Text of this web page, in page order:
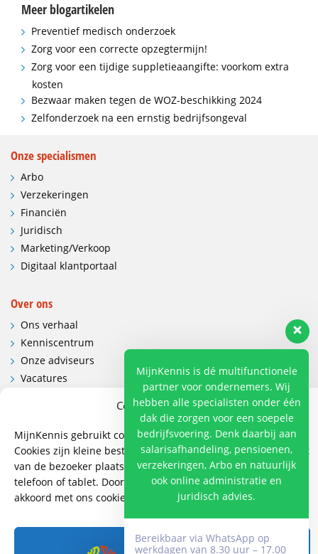
Cookies en privacy
MijnKennis gebruikt cookies om de website te verbeteren.
Cookies zijn kleine bestanden die de website op een apparaat
van de bezoeker plaatst. Bijvoorbeeld op een computer,
telefoon of tablet. Door op cookies toestaan te klikken, gaat u
akkoord met ons cookiebeleid.
Accepteren
Meer blogartikelen
Preventief medisch onderzoek
Zorg voor een correcte opzegtermijn!
Zorg voor een tijdige suppletieaangifte: voorkom extra
kosten
Bezwaar maken tegen de WOZ-beschikking 2024
Zelfonderzoek na een ernstig bedrijfsongeval
Onze specialismen
Arbo
Verzekeringen
Financiën
Juridisch
Marketing/Verkoop
Digitaal klantportaal
Over ons
Ons verhaal
Kenniscentrum
Onze adviseurs
Vacatures
Contactgegevens en route
Contact
Wij hebben vestigingen in:
Doetinchem, Lent
085 - 485 4111
MijnKennis is dé multifunctionele
partner voor ondernemers. Wij
hebben alle specialisten onder één
dak die zorgen voor een soepele
bedrijfsvoering. Denk daarbij aan
salarisafhandeling, pensioenen,
verzekeringen, Arbo en natuurlijk
ook online administratie en
juridisch advies.
Bereikbaar via WhatsApp op
werkdagen van 8.30 uur – 17.00